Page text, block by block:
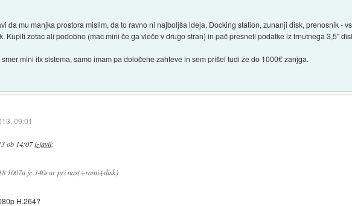
da mu manjka prostora mislim, da to ravno ni najboljša ideja. Docking station, zunanji disk, prenosnik -
Kupiti zotac ali podobno (mac mini če ga vleče v drugo stran) in pač presneti podatke iz trnutnega 3,5"
mini itx sistema, samo imam pa določene zahteve in sem prišel tudi že do 1000€ zanjga.
09:01
ob 14:07izjavil:
1007u je 140eur pri nas(+rami+disk)
H.264?